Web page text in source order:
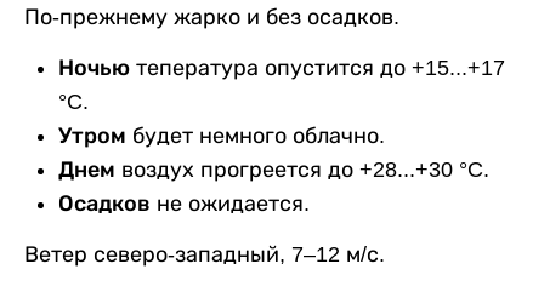
По-прежнему жарко и без осадков.
Ночью тепература опустится до +15...+17
°C.
Утром будет немного облачно.
Днем воздух прогреется до +28...+30 °C.
Осадков не ожидается.
Ветер северо-западный, 7–12 м/с.